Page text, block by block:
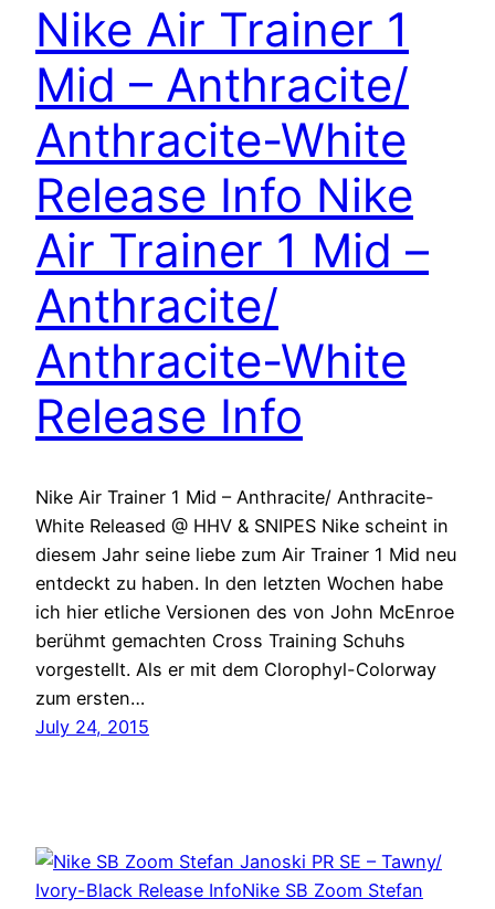
Nike Air Trainer 1
Mid – Anthracite/
Anthracite-White
Release Info Nike
Air Trainer 1 Mid –
Anthracite/
Anthracite-White
Release Info
Nike Air Trainer 1 Mid – Anthracite/ Anthracite-
White Released @ HHV & SNIPES Nike scheint in
diesem Jahr seine liebe zum Air Trainer 1 Mid neu
entdeckt zu haben. In den letzten Wochen habe
ich hier etliche Versionen des von John McEnroe
berühmt gemachten Cross Training Schuhs
vorgestellt. Als er mit dem Clorophyl-Colorway
zum ersten…
July 24, 2015